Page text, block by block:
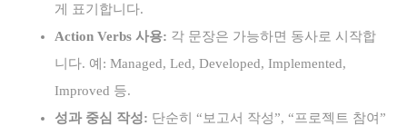
게 표기합니다.
Action Verbs 사용: 각 문장은 가능하면 동사로 시작합
니다. 예: Managed, Led, Developed, Implemented,
Improved 등.
성과 중심 작성: 단순히 “보고서 작성”, “프로젝트 참여”